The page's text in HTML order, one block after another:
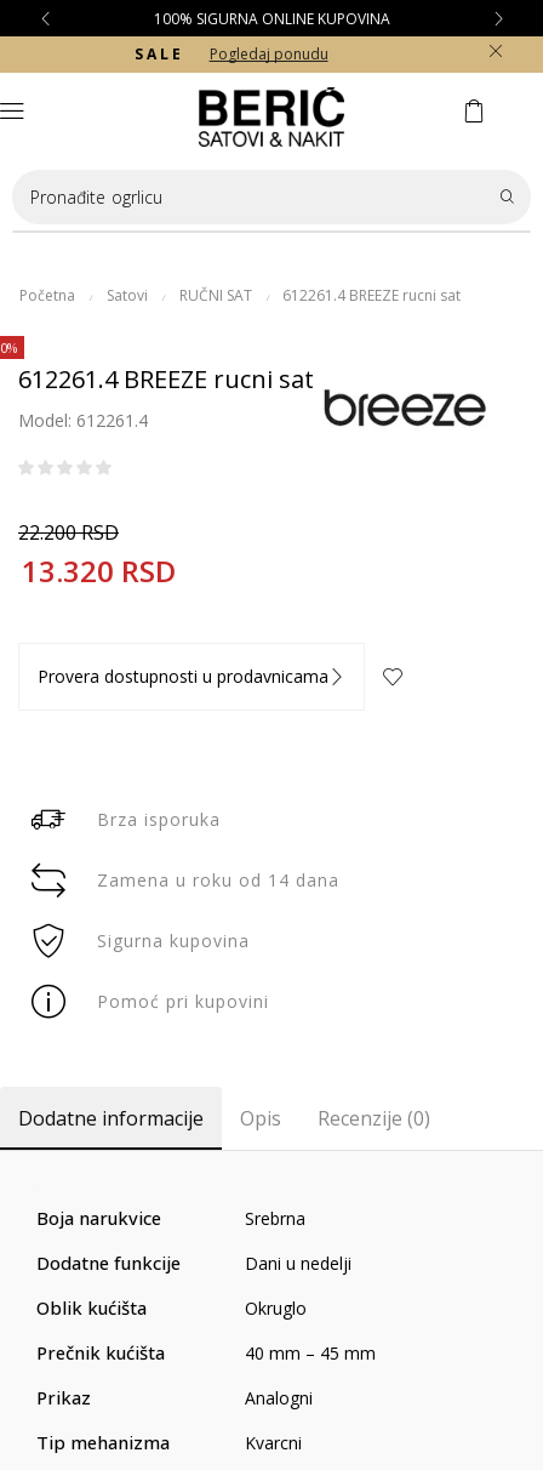
100% SIGURNA ONLINE KUPOVINA
S A L E
Pogledaj ponudu
Pronađite ogrlicu
Početna / Satovi / RUČNI SAT / 612261.4 BREEZE rucni sat
612261.4 BREEZE rucni sat
Model: 612261.4
22.200RSD
13.320 RSD
Provera dostupnosti u prodavnicama
Brza isporuka
Zamena u roku od 14 dana
Sigurna kupovina
Pomoć pri kupovini
Dodatne informacije Opis Recenzije (0)
Boja narukvice Srebrna
Dodatne funkcije Dani u nedelji
Oblik kućišta Okruglo
Prečnik kućišta 40 mm – 45 mm
Prikaz Analogni
Tip mehanizma Kvarcni